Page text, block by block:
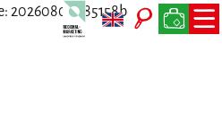
20260807085158b8e93e0d